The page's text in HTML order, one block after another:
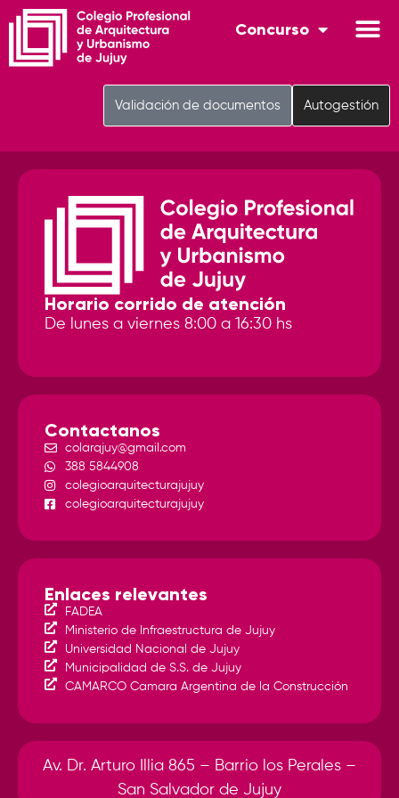
Autogestión
Validación de documentos
Concurso
Horario corrido de atención
De lunes a viernes 8:00 a 16:30 hs
Contactanos
colarqjuy@gmail.com
388 5844908
colegioarquitecturajujuy
colegioarquitecturajujuy
Enlaces relevantes
FADEA
Ministerio de Infraestructura de Jujuy
Universidad Nacional de Jujuy
Municipalidad de S.S. de Jujuy
CAMARCO Camara Argentina de la Construcción
Av. Dr. Arturo Illia 865 – Barrio los Perales –
San Salvador de Jujuy